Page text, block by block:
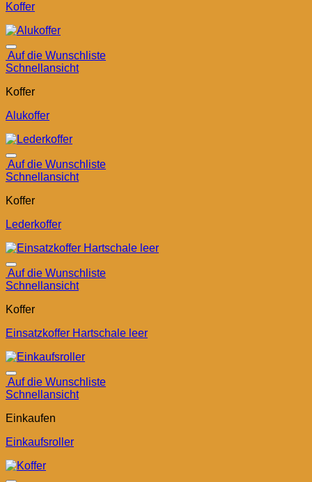
Koffer
Auf die Wunschliste
Schnellansicht
Koffer
Alukoffer
Auf die Wunschliste
Schnellansicht
Koffer
Lederkoffer
Auf die Wunschliste
Schnellansicht
Koffer
Einsatzkoffer Hartschale leer
Auf die Wunschliste
Schnellansicht
Einkaufen
Einkaufsroller